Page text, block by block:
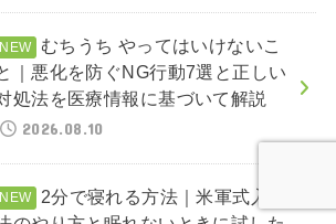
むちうち やってはいけないこ
｜悪化を防ぐNG行動7選と正しい
処法を医療情報に基づいて解説
2026.08.10
2分で寝れる方法｜米軍式入眠